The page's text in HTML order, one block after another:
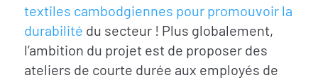
textiles cambodgiennes pour promouvoir la
durabilité du secteur ! Plus globalement,
l’ambition du projet est de proposer des
ateliers de courte durée aux employés de